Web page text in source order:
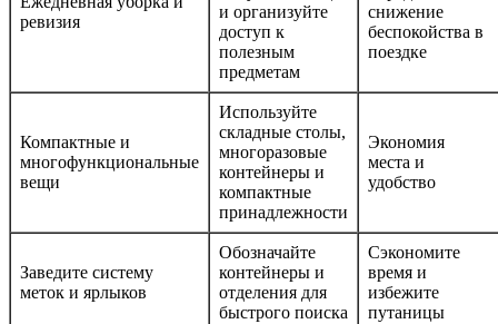
ревизия
и организуйте
доступ к
полезным
предметам
снижение
беспокойства в
поездке
Компактные и
многофункциональные
вещи
Используйте
складные столы,
многоразовые
контейнеры и
компактные
принадлежности
Экономия
места и
удобство
Заведите систему
меток и ярлыков
Обозначайте
контейнеры и
отделения для
быстрого поиска
Сэкономите
время и
избежите
путаницы